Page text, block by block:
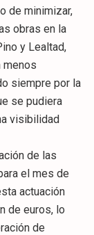
de minimizar,
obras en la
y Lealtad,
menos
siempre por la
se pudiera
visibilidad
de las
el mes de
actuación
de euros, lo
de